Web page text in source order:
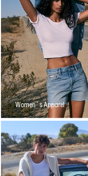
Women´s Apparel